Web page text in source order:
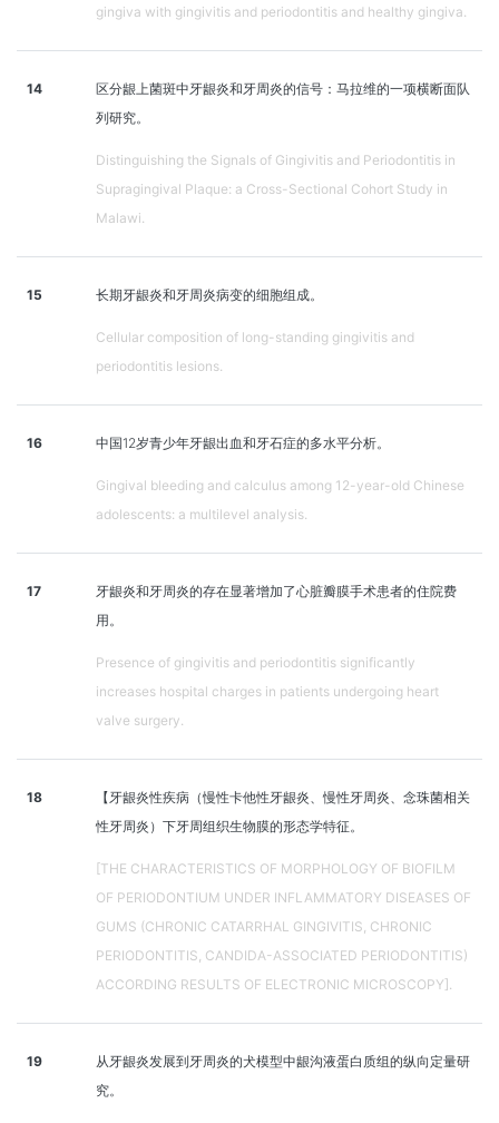
gingiva with gingivitis and periodontitis and healthy gingiva.
14
区分龈上菌斑中牙龈炎和牙周炎的信号：马拉维的一项横断面队
列研究。
Distinguishing the Signals of Gingivitis and Periodontitis in
Supragingival Plaque: a Cross-Sectional Cohort Study in
Malawi.
15 长期牙龈炎和牙周炎病变的细胞组成。
Cellular composition of long-standing gingivitis and
periodontitis lesions.
16 中国12岁青少年牙龈出血和牙石症的多水平分析。
Gingival bleeding and calculus among 12-year-old Chinese
adolescents: a multilevel analysis.
17
牙龈炎和牙周炎的存在显著增加了心脏瓣膜手术患者的住院费
用。
Presence of gingivitis and periodontitis significantly
increases hospital charges in patients undergoing heart
valve surgery.
18
【牙龈炎性疾病（慢性卡他性牙龈炎、慢性牙周炎、念珠菌相关
性牙周炎）下牙周组织生物膜的形态学特征。
[THE CHARACTERISTICS OF MORPHOLOGY OF BIOFILM
OF PERIODONTIUM UNDER INFLAMMATORY DISEASES OF
GUMS (CHRONIC CATARRHAL GINGIVITIS, CHRONIC
PERIODONTITIS, CANDIDA-ASSOCIATED PERIODONTITIS)
ACCORDING RESULTS OF ELECTRONIC MICROSCOPY].
19
从牙龈炎发展到牙周炎的犬模型中龈沟液蛋白质组的纵向定量研
究。